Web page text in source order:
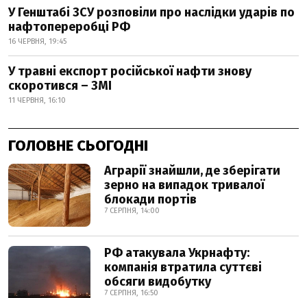
У Генштабі ЗСУ розповіли про наслідки ударів по
нафтопереробці РФ
16 ЧЕРВНЯ, 19:45
У травні експорт російської нафти знову
скоротився – ЗМІ
11 ЧЕРВНЯ, 16:10
ГОЛОВНЕ СЬОГОДНІ
Аграрії знайшли, де зберігати
зерно на випадок тривалої
блокади портів
7 СЕРПНЯ, 14:00
РФ атакувала Укрнафту:
компанія втратила суттєві
обсяги видобутку
7 СЕРПНЯ, 16:50